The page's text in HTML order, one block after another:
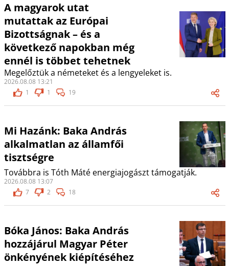
A magyarok utat
mutattak az Európai
Bizottságnak – és a
következő napokban még
ennél is többet tehetnek
Megelőztük a németeket és a lengyeleket is.
2026.08.08 13:21
1
1 19
Mi Hazánk: Baka András
alkalmatlan az államfői
tisztségre
Továbbra is Tóth Máté energiajogászt támogatják.
2026.08.08 13:07
7
2 18
Bóka János: Baka András
hozzájárul Magyar Péter
önkényének kiépítéséhez